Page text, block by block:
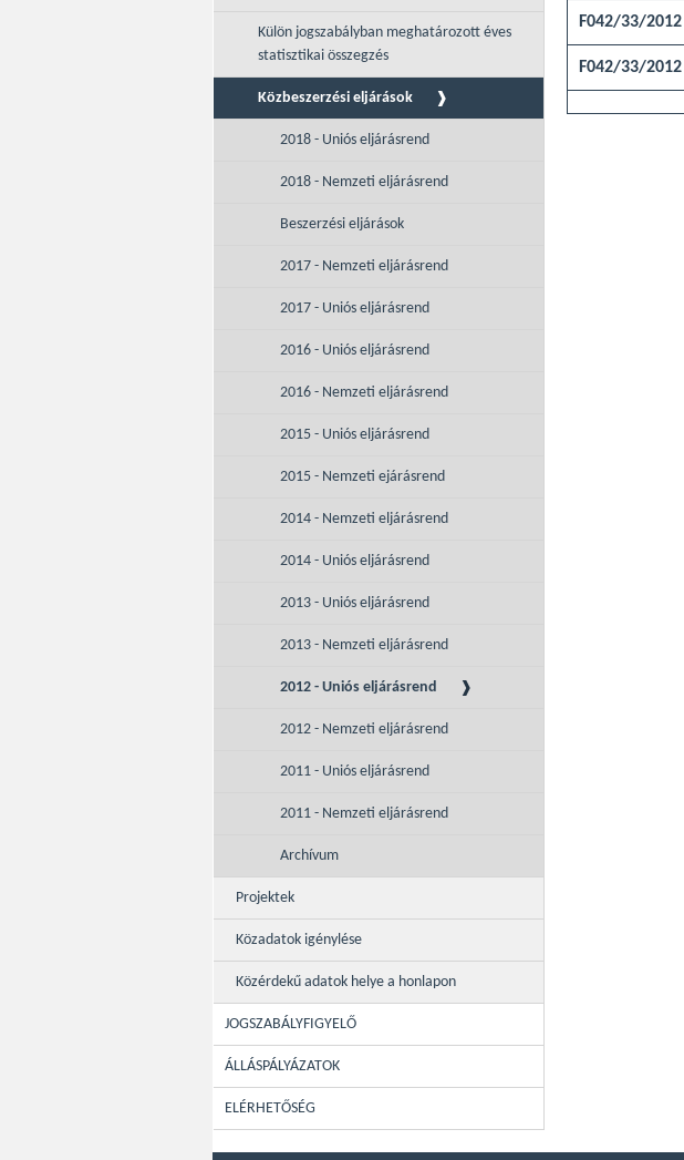
Külön jogszabályban meghatározott éves
statisztikai összegzés
Közbeszerzési eljárások
2018 - Uniós eljárásrend
2018 - Nemzeti eljárásrend
Beszerzési eljárások
2017 - Nemzeti eljárásrend
2017 - Uniós eljárásrend
2016 - Uniós eljárásrend
2016 - Nemzeti eljárásrend
2015 - Uniós eljárásrend
2015 - Nemzeti ejárásrend
2014 - Nemzeti eljárásrend
2014 - Uniós eljárásrend
2013 - Uniós eljárásrend
2013 - Nemzeti eljárásrend
2012 - Uniós eljárásrend
2012 - Nemzeti eljárásrend
2011 - Uniós eljárásrend
2011 - Nemzeti eljárásrend
Archívum
Projektek
Közadatok igénylése
Közérdekű adatok helye a honlapon
JOGSZABÁLYFIGYELŐ
ÁLLÁSPÁLYÁZATOK
ELÉRHETŐSÉG
F042/33/2012
F042/33/2012